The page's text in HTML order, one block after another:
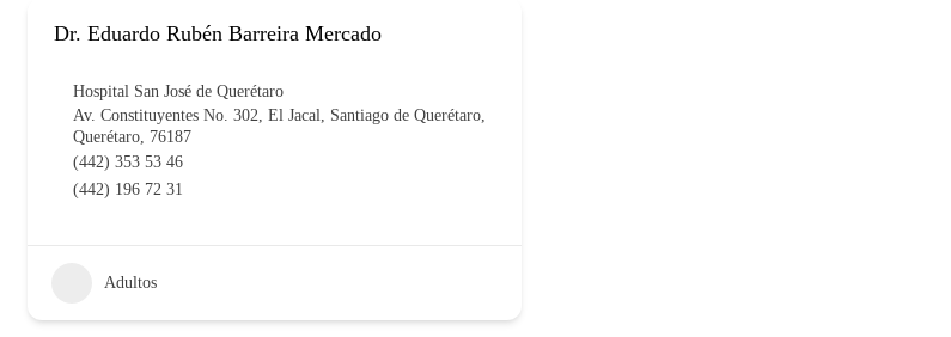
Dr. Eduardo Rubén Barreira Mercado
Hospital San José de Querétaro
Av. Constituyentes No. 302, El Jacal, Santiago de Querétaro,
Querétaro, 76187
(442) 353 53 46
(442) 196 72 31
Adultos